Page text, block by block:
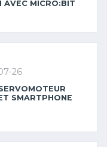
AVEC MICRO:BIT
26
SMARTPHONE